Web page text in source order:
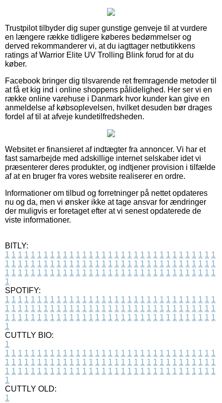
Trustpilot tilbyder dig super gunstige genveje til at vurdere
en længere række tidligere køberes bedømmelser og
derved rekommanderer vi, at du iagttager netbutikkens
ratings af Warrior Elite UV Trolling Blink forud for at du
køber.
Facebook bringer dig tilsvarende ret fremragende metoder til
at få et kig ind i online shoppens pålidelighed. Her ser vi en
række online varehuse i Danmark hvor kunder kan give en
anmeldelse af købsoplevelsen, hvilket desuden bør drages
fordel af til at afveje kundetilfredsheden.
Websitet er finansieret af indtægter fra annoncer. Vi har et
fast samarbejde med adskillige internet selskaber idet vi
præsenterer deres produkter, og indtjener provision i tilfælde
af at en bruger fra vores website realiserer en ordre.
Informationer om tilbud og forretninger på nettet opdateres
nu og da, men vi ønsker ikke at tage ansvar for ændringer
der muligvis er foretaget efter at vi senest opdaterede de
viste informationer.
BITLY:
1 1 1 1 1 1 1 1 1 1 1 1 1 1 1 1 1 1 1 1 1 1 1 1 1 1 1 1 1 1 1 1 1
1 1 1 1 1 1 1 1 1 1 1 1 1 1 1 1 1 1 1 1 1 1 1 1 1 1 1 1 1 1 1 1 1
1 1 1 1 1 1 1 1 1 1 1 1 1 1 1 1 1 1 1 1 1 1 1 1 1 1 1 1 1 1 1 1 1
1
SPOTIFY:
1 1 1 1 1 1 1 1 1 1 1 1 1 1 1 1 1 1 1 1 1 1 1 1 1 1 1 1 1 1 1 1 1
1 1 1 1 1 1 1 1 1 1 1 1 1 1 1 1 1 1 1 1 1 1 1 1 1 1 1 1 1 1 1 1 1
1 1 1 1 1 1 1 1 1 1 1 1 1 1 1 1 1 1 1 1 1 1 1 1 1 1 1 1 1 1 1 1 1
1
CUTTLY BIO:
1
1 1 1 1 1 1 1 1 1 1 1 1 1 1 1 1 1 1 1 1 1 1 1 1 1 1 1 1 1 1 1 1 1
1 1 1 1 1 1 1 1 1 1 1 1 1 1 1 1 1 1 1 1 1 1 1 1 1 1 1 1 1 1 1 1 1
1 1 1 1 1 1 1 1 1 1 1 1 1 1 1 1 1 1 1 1 1 1 1 1 1 1 1 1 1 1 1 1 1
1
CUTTLY OLD:
1